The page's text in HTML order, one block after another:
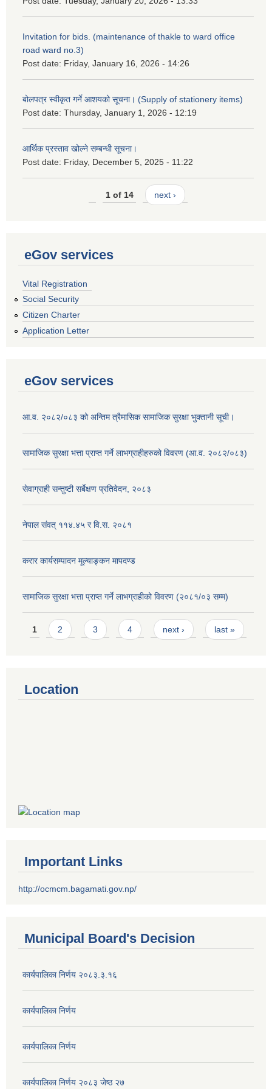
Invitation for bids. (maintenance of thakle to ward office
road ward no.3)
Post date: Friday, January 16, 2026 - 14:26
बोलपत्र स्वीकृत गर्ने आशयको सूचना। (Supply of stationery items)
Post date: Thursday, January 1, 2026 - 12:19
आर्थिक प्रस्ताव खोल्ने सम्बन्धी सूचना।
Post date: Friday, December 5, 2025 - 11:22
1 of 14 next ›
eGov services
Vital Registration
Social Security
Citizen Charter
Application Letter
eGov services
आ.व. २०८२/०८३ को अन्तिम त्रैमासिक सामाजिक सुरक्षा भुक्तानी सूची।
सामाजिक सुरक्षा भत्ता प्राप्त गर्ने लाभग्राहीहरुको विवरण (आ.व. २०८२/०८३)
सेवाग्राही सन्तुष्टी सर्बेक्षण प्रतिवेदन, २०८३
नेपाल संवत् ११४.४५ र वि.स. २०८१
करार कार्यसम्पादन मूल्याङ्कन मापदण्ड
सामाजिक सुरक्षा भत्ता प्राप्त गर्ने लाभग्राहीको विवरण (२०८१/०३ सम्म)
Pages
1 2 3 4 next › last »
Location
Important Links
http://ocmcm.bagamati.gov.np/
Municipal Board's Decision
कार्यपालिका निर्णय २०८३.३.१६
कार्यपालिका निर्णय
कार्यपालिका निर्णय
कार्यपालिका निर्णय २०८३ जेष्ठ २७